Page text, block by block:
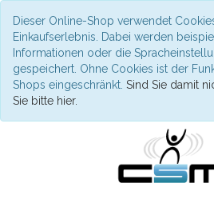
Dieser Online-Shop verwendet
Einkaufserlebnis. Dabei werden
Informationen oder die
gespeichert. Ohne Cookies ist der
Shops eingeschränkt. Sind Sie damit
Sie bitte hier.